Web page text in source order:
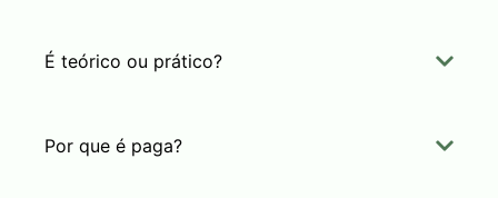
É teórico ou prático?
Por que é paga?